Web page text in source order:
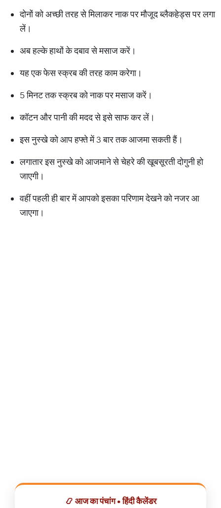
दोनों को अच्छी तरह से मिलाकर नाक पर मौजूद ब्लैकहेड्स पर लगा
लें।
अब हल्के हाथों के दबाव से मसाज करें।
यह एक फेस स्क्रब की तरह काम करेगा।
5 मिनट तक स्क्रब को नाक पर मसाज करें।
कॉटन और पानी की मदद से इसे साफ कर लें।
इस नुस्खे को आप हफ्ते में 3 बार तक आजमा सकती हैं।
लगातार इस नुस्खे को आजमाने से चेहरे की खूबसूरती दोगुनी हो
जाएगी।
वहीं पहली ही बार में आपको इसका परिणाम देखने को नजर आ
जाएगा।
📿 आज का पंचांग • हिंदी कैलेंडर